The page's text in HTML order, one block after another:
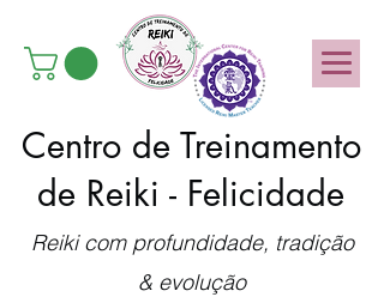
Centro de Treinamento
de Reiki - Felicidade
Reiki com profundidade, tradição
& evolução